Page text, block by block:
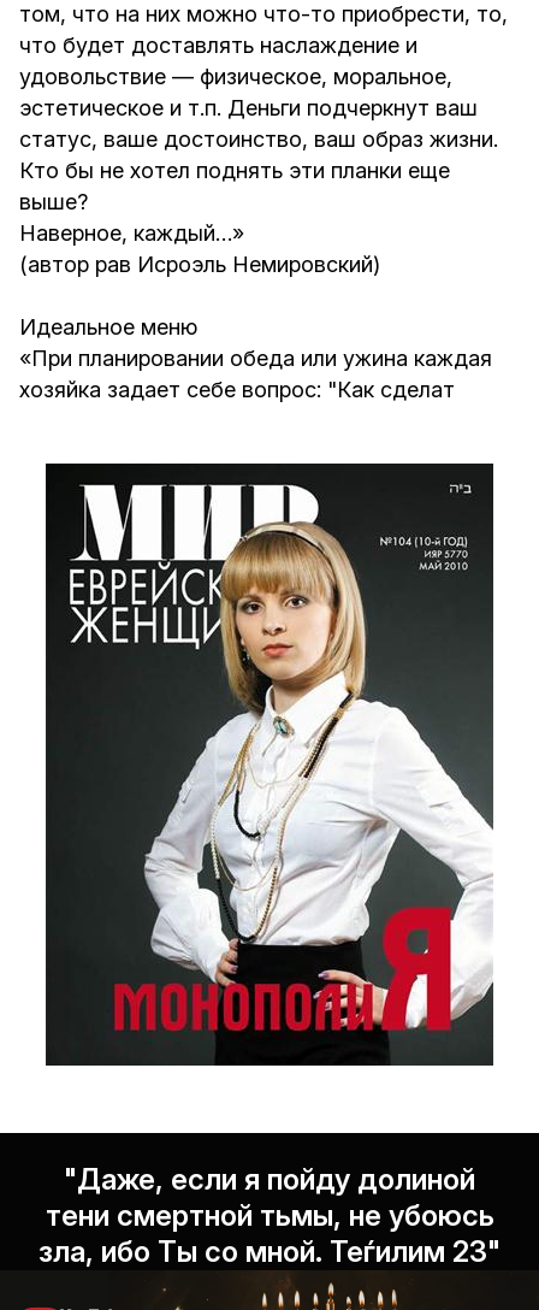
том, что на них можно что-то приобрести, то,
что будет доставлять наслаждение и
удовольствие — физическое, моральное,
эстетическое и т.п. Деньги подчеркнут ваш
статус, ваше достоинство, ваш образ жизни.
Кто бы не хотел поднять эти планки еще
выше?
Наверное, каждый…»
(автор рав Исроэль Немировский)
Идеальное меню
«При планировании обеда или ужина каждая
хозяйка задает себе вопрос: "Как сделат
"Даже, если я пойду долиной
тени смертной тьмы, не убоюсь
зла, ибо Ты со мной. Теѓилим 23"